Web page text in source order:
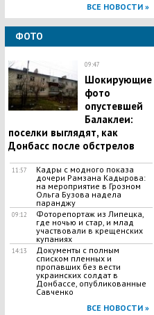
ВСЕ НОВОСТИ »
ФОТО
09:47
Шокирующие
фото
опустевшей
Балаклеи:
поселки выглядят, как
Донбасс после обстрелов
11:57
Кадры с модного показа
дочери Рамзана Кадырова:
на мероприятие в Грозном
Ольга Бузова надела
паранджу
09:12
Фоторепортаж из Липецка,
где ночью и стар, и млад
участвовали в крещенских
купаниях
14:13
Документы с полным
списком пленных и
пропавших без вести
украинских солдат в
Донбассе, опубликованные
Савченко
ВСЕ НОВОСТИ »